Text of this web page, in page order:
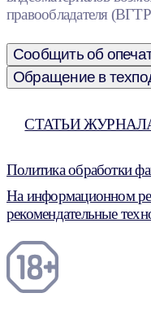
правообладателя
Сообщить об
Обращение в
СТАТЬИ
Политика обработки
На информационном
рекомендательные